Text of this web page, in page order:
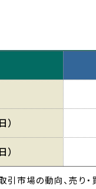
）
）
市場の動向、売り